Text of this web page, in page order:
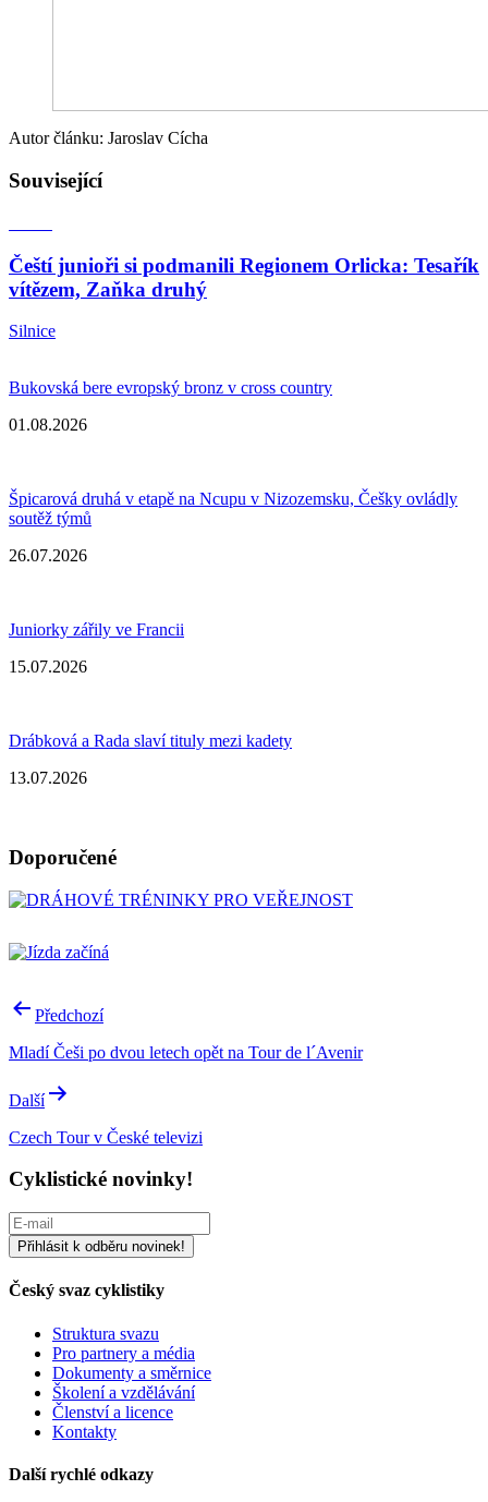
Autor článku: Jaroslav Cícha
Související
Čeští junioři si podmanili Regionem Orlicka: Tesařík
vítězem, Zaňka druhý
Silnice
Bukovská bere evropský bronz v cross country
01.08.2026
Špicarová druhá v etapě na Ncupu v Nizozemsku, Češky ovládly
soutěž týmů
26.07.2026
Juniorky zářily ve Francii
15.07.2026
Drábková a Rada slaví tituly mezi kadety
13.07.2026
Doporučené
Navigace
příspěvek
Předchozí
Mladí Češi po dvou letech opět na Tour de l´Avenir
Další
Czech Tour v České televizi
Cyklistické novinky!
Český svaz cyklistiky
Struktura svazu
Pro partnery a média
Dokumenty a směrnice
Školení a vzdělávání
Členství a licence
Kontakty
Další rychlé odkazy